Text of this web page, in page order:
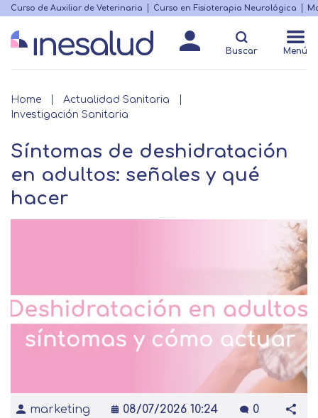
Skip
main
content
Menú
destacado
Curso de Auxiliar de Veterinaria Curso en Fisioterapia Neurológica
Buscar Menú
Breadcrumb
Home
Actualidad Sanitaria
Investigación Sanitaria
Síntomas de deshidratación
en adultos: señales y qué
hacer
marketing 08/07/2026 10:24 0
Matricularme